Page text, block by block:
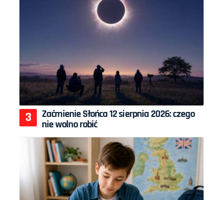
Zaćmienie Słońca 12 sierpnia 2026: czego
nie wolno robić